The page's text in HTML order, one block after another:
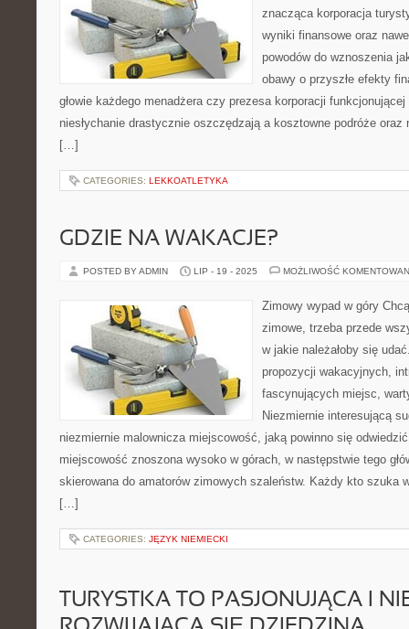
znacząca korporacja
wyniki finansowe oraz
powodów do wznoszenia
obawy o przyszłe efekty
głowie każdego menadżera czy prezesa korporacji
niesłychanie drastycznie oszczędzają a kosztowne podróże
[…]
CATEGORIES: LEKKOATLETYKA
GDZIE NA WAKACJE?
POSTED BY ADMIN LIP - 19 - 2025 MOŻLIWOŚĆ
Zimowy wypad w góry
zimowe, trzeba przede
w jakie należałoby się
propozycji wakacyjnych,
fascynujących miejsc,
Niezmiernie interesującą
niezmiernie malownicza miejscowość, jaką powinno się
miejscowość znoszona wysoko w górach, w następstwie tego
skierowana do amatorów zimowych szaleństw. Każdy kto szuka
[…]
CATEGORIES: JĘZYK NIEMIECKI
TURYSTKA TO PASJONUJĄCA I